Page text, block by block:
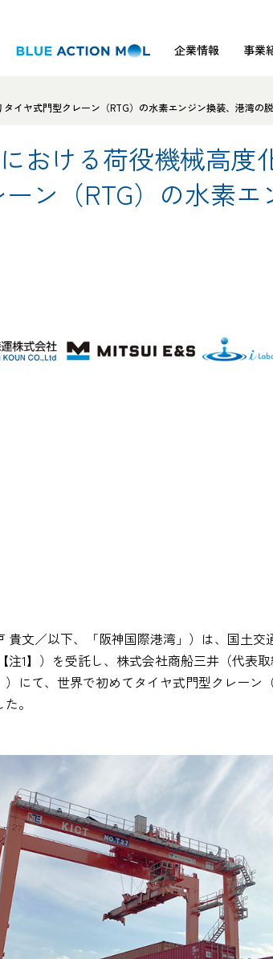
企業情報 事業
イヤ式門型クレーン（RTG）の水素エンジン換装、港湾の
おける荷役機械高度
ン（RTG）の水素
文／以下、「阪神国際港湾」）は、国土
1】）を受託し、株式会社商船三井（代表
にて、世界で初めてタイヤ式門型クレーン
。